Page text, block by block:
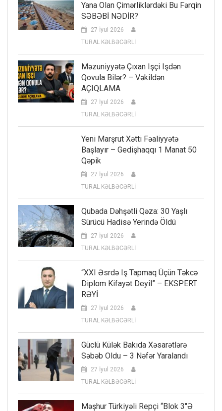
Yana Olan Çimərliklərdəki Bu Fərqin
SƏBƏBİ NƏDİR?
27 İyul 2026
TURAL KƏLBƏCƏRLİ
Məzuniyyətə Çıxan Işçi Işdən
Qovula Bilər? – Vəkildən
AÇIQLAMA
27 İyul 2026
TURAL KƏLBƏCƏRLİ
Yeni Marşrut Xətti Fəaliyyətə
Başlayır – Gedişhaqqı 1 Manat 50
Qəpik
27 İyul 2026
TURAL KƏLBƏCƏRLİ
Qubada Dəhşətli Qəza: 30 Yaşlı
Sürücü Hadisə Yerində Öldü
27 İyul 2026
TURAL KƏLBƏCƏRLİ
“XXI Əsrdə Iş Tapmaq Üçün Təkcə
Diplom Kifayət Deyil” – EKSPERT
RƏYİ
27 İyul 2026
TURAL KƏLBƏCƏRLİ
Güclü Külək Bakıda Xəsarətlərə
Səbəb Oldu – 3 Nəfər Yaralandı
27 İyul 2026
TURAL KƏLBƏCƏRLİ
Məşhur Türkiyəli Repçi “Blok 3″ə